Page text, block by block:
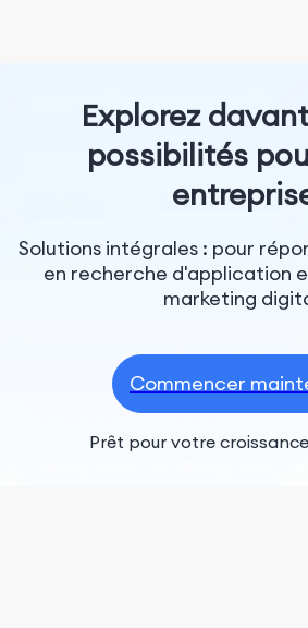
Explorez
possibilités
Solutions intégrales : pour
en recherche d'application
marketing
Commencer
Prêt pour votre